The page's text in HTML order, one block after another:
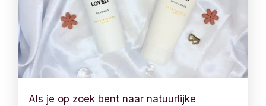
Als je op zoek bent naar natuurlijke